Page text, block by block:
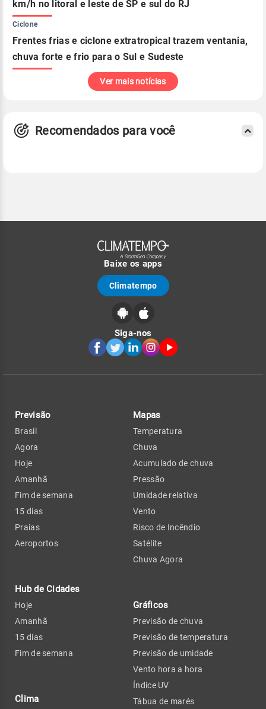
km/h no litoral e leste de SP e sul do RJ
Ciclone
Frentes frias e ciclone extratropical trazem ventania,
chuva forte e frio para o Sul e Sudeste
Ver mais notícias
Recomendados para você
Baixe os apps
Climatempo
Siga-nos
Previsão
Brasil
Agora
Hoje
Amanhã
Fim de semana
15 dias
Praias
Aeroportos
Hub de Cidades
Hoje
Amanhã
15 dias
Fim de semana
Clima
Mapas
Temperatura
Chuva
Acumulado de chuva
Pressão
Umidade relativa
Vento
Risco de Incêndio
Satélite
Chuva Agora
Gráficos
Previsão de chuva
Previsão de temperatura
Previsão de umidade
Vento hora a hora
Índice UV
Tábua de marés